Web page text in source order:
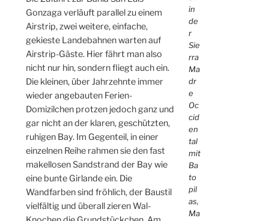
Gonzaga verläuft parallel zu einem
Airstrip, zwei weitere, einfache,
gekieste Landebahnen warten auf
Airstrip-Gäste. Hier fährt man also
nicht nur hin, sondern fliegt auch ein.
Die kleinen, über Jahrzehnte immer
wieder angebauten Ferien-
Domizilchen protzen jedoch ganz und
gar nicht an der klaren, geschützten,
ruhigen Bay. Im Gegenteil, in einer
einzelnen Reihe rahmen sie den fast
makellosen Sandstrand der Bay wie
eine bunte Girlande ein. Die
Wandfarben sind fröhlich, der Baustil
vielfältig und überall zieren Wal-
in
de
r
Sie
rra
Ma
dr
e
Oc
cid
en
tal
mit
Ba
to
pil
as,
Ma